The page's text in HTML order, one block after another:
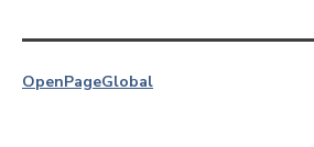
OpenPageGlobal